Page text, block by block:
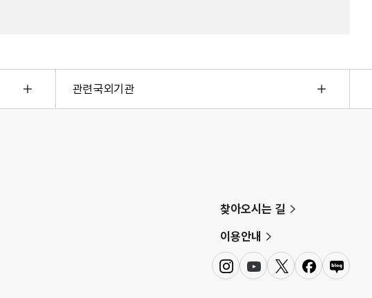
관련국외기관
찾아오시는 길
이용안내
인
스
유
튜
트
위
페
이
네
이